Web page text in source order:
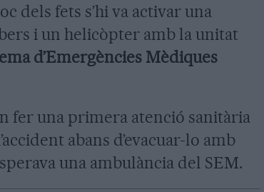
dels fets s’hi va activar una
i un helicòpter amb la unitat
d’Emergències Mèdiques
fer una primera atenció sanitària
abans d’evacuar-lo amb
una ambulància del SEM.